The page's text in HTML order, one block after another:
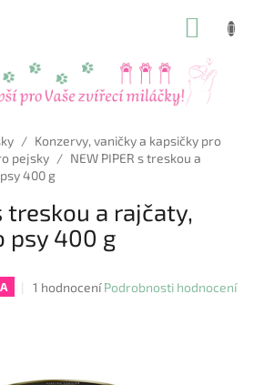
/ Konzervy, vaničky a kapsičky pro
pejsky / NEW PIPER s treskou a
400 g
treskou a rajčaty,
psy 400 g
Průměrné
1 hodnocení Podrobnosti hodnocení